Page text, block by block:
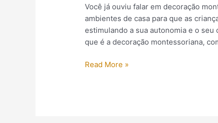
Você já ouviu falar em decoração
ambientes de casa para que as
estimulando a sua autonomia e o
que é a decoração montessoriana,
Read More »